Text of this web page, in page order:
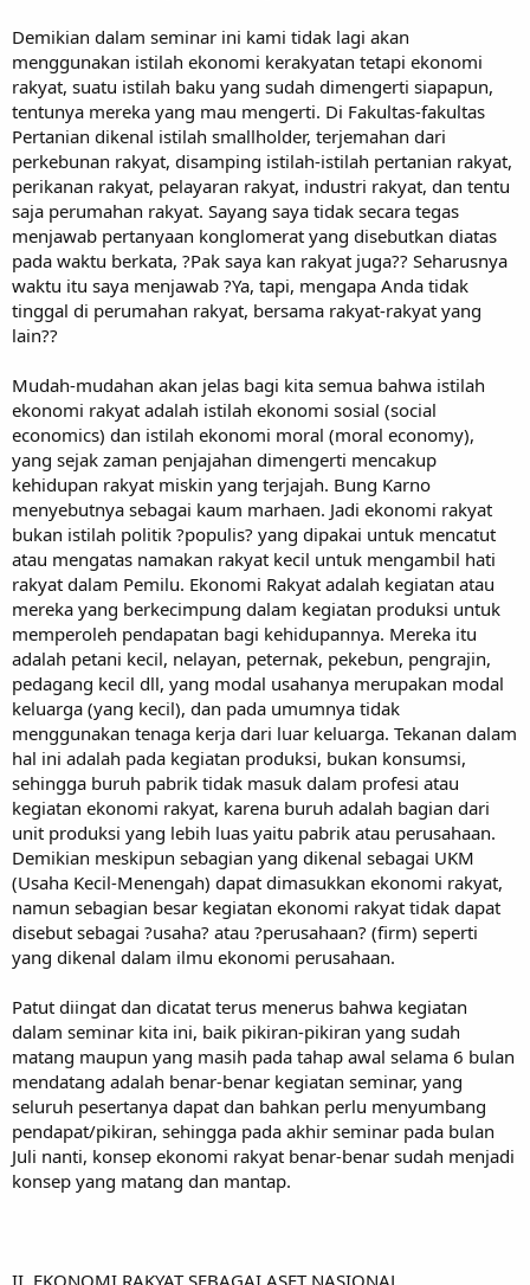
Demikian dalam seminar ini kami tidak lagi akan
menggunakan istilah ekonomi kerakyatan tetapi ekonomi
rakyat, suatu istilah baku yang sudah dimengerti siapapun,
tentunya mereka yang mau mengerti. Di Fakultas-fakultas
Pertanian dikenal istilah smallholder, terjemahan dari
perkebunan rakyat, disamping istilah-istilah pertanian rakyat,
perikanan rakyat, pelayaran rakyat, industri rakyat, dan tentu
saja perumahan rakyat. Sayang saya tidak secara tegas
menjawab pertanyaan konglomerat yang disebutkan diatas
pada waktu berkata, ?Pak saya kan rakyat juga?? Seharusnya
waktu itu saya menjawab ?Ya, tapi, mengapa Anda tidak
tinggal di perumahan rakyat, bersama rakyat-rakyat yang
lain??
Mudah-mudahan akan jelas bagi kita semua bahwa istilah
ekonomi rakyat adalah istilah ekonomi sosial (social
economics) dan istilah ekonomi moral (moral economy),
yang sejak zaman penjajahan dimengerti mencakup
kehidupan rakyat miskin yang terjajah. Bung Karno
menyebutnya sebagai kaum marhaen. Jadi ekonomi rakyat
bukan istilah politik ?populis? yang dipakai untuk mencatut
atau mengatas namakan rakyat kecil untuk mengambil hati
rakyat dalam Pemilu. Ekonomi Rakyat adalah kegiatan atau
mereka yang berkecimpung dalam kegiatan produksi untuk
memperoleh pendapatan bagi kehidupannya. Mereka itu
adalah petani kecil, nelayan, peternak, pekebun, pengrajin,
pedagang kecil dll, yang modal usahanya merupakan modal
keluarga (yang kecil), dan pada umumnya tidak
menggunakan tenaga kerja dari luar keluarga. Tekanan dalam
hal ini adalah pada kegiatan produksi, bukan konsumsi,
sehingga buruh pabrik tidak masuk dalam profesi atau
kegiatan ekonomi rakyat, karena buruh adalah bagian dari
unit produksi yang lebih luas yaitu pabrik atau perusahaan.
Demikian meskipun sebagian yang dikenal sebagai UKM
(Usaha Kecil-Menengah) dapat dimasukkan ekonomi rakyat,
namun sebagian besar kegiatan ekonomi rakyat tidak dapat
disebut sebagai ?usaha? atau ?perusahaan? (firm) seperti
yang dikenal dalam ilmu ekonomi perusahaan.
Patut diingat dan dicatat terus menerus bahwa kegiatan
dalam seminar kita ini, baik pikiran-pikiran yang sudah
matang maupun yang masih pada tahap awal selama 6 bulan
mendatang adalah benar-benar kegiatan seminar, yang
seluruh pesertanya dapat dan bahkan perlu menyumbang
pendapat/pikiran, sehingga pada akhir seminar pada bulan
Juli nanti, konsep ekonomi rakyat benar-benar sudah menjadi
konsep yang matang dan mantap.
II. EKONOMI RAKYAT SEBAGAI ASET NASIONAL